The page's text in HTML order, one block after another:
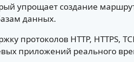
упрощает создание
данных.
протоколов HTTP, HTTPS,
приложений реального